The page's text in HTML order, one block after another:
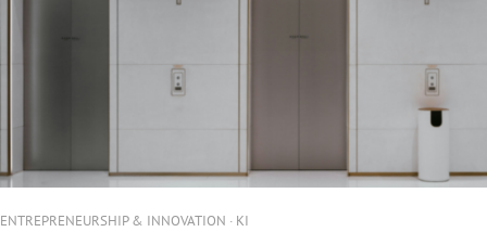
ENTREPRENEURSHIP & INNOVATION · KI